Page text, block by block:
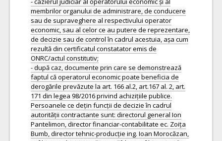
membrilor organului de administrare, de conducere
sau de supraveghere al respectivului operator
economic, sau al celor ce au putere de reprezentare,
de decizie sau de control în cadrul acestuia, așa cum
rezultă din certificatul constatator emis de
ONRC/actul constitutiv;
- după caz, documente prin care se demonstrează
faptul că operatorul economic poate beneficia de
derogările prevăzute la art. 166 al.2, art.167 al. 2, art.
171 din legea 98/2016 privind achizițiile publice.
Persoanele ce dețin funcții de decizie în cadrul
autorității contractante sunt: directorul general Ion
Pantelimon, director financiar-contabilitate ec. Zoița
Bumb, director tehnic-producție ing. Ioan Morocăzan,